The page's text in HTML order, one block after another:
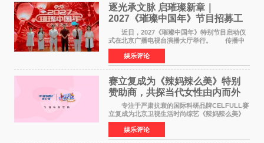
逐光承文脉 启璀璨新章｜
2027《璀璨中国年》节目招募工
作圆满启动
近日，2027《璀璨中国年》特别节目启动仪
式在北京广播电视台演播大厅举行。 传播中
华优秀传统文化，弘扬纯正国风艺术，打造高规
格、高质感、正能量的文艺盛典，是璀璨中国年
矢志不渝的初心
娱乐评论
赛立复成为《辣妈辣么美》特别
赞助商，共探当代女性由内而外
活力美
专注于严肃抗衰的国际科研品牌CELFULL赛
立复成为北京卫视生活时尚综艺《辣妈辣么美》
的特别赞助商,明星辣妈袁咏仪倾情参与，向广大
都市女性传递健康生活新主张，寄语当代女性在
家庭与自我之间
娱乐评论